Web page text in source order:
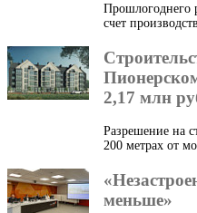
Прошлогоднего
счет
2,17 млн
Разрешение на
200 метрах от
меньше»